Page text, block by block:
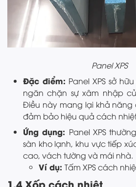
Panel XPS
Đặc điểm: Panel XPS sở
ngăn chặn sự xâm nhập
Điều này mang lại khả năng
đảm bảo hiệu quả cách
Ứng dụng: Panel XPS
sàn kho lạnh, khu vực tiếp
cao, vách tường và mái nhà.
Ví dụ: Tấm XPS cách
1.4 Xốp cách nhiệt